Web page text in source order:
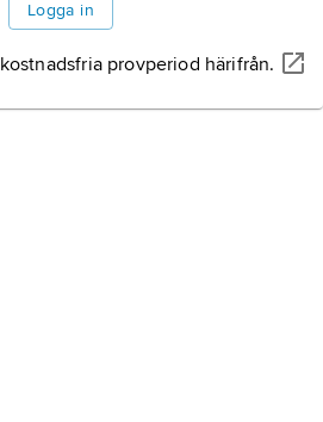
Logga in
provperiod härifrån.